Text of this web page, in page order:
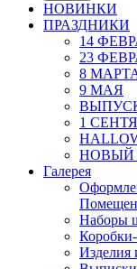
НОВИНКИ
ПРАЗДНИКИ
14
23
8
9 МАЯ
1
НОВЫЙ
Галерея
Наборы
Изделия